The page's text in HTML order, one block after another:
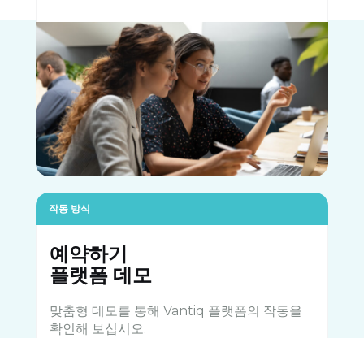
작동 방식
예약하기
플랫폼 데모
맞춤형 데모를 통해 Vantiq 플랫폼의 작동을
확인해 보십시오.